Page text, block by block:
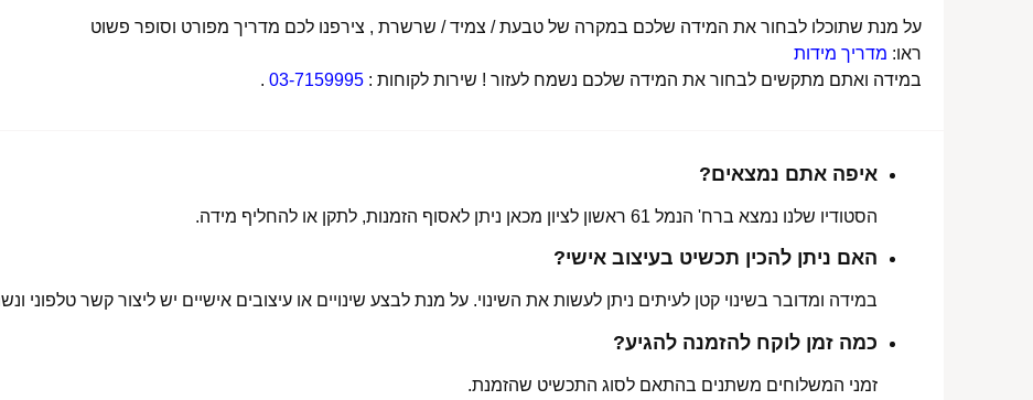
על מנת שתוכלו לבחור את המידה שלכם במקרה של טבעת / צמיד / שרשרת , צירפנו לכם מדריך מפורט וסופר פשוט
ראו: מדריך מידות
במידה ואתם מתקשים לבחור את המידה שלכם נשמח לעזור ! שירות לקוחות : 03-7159995
.
איפה אתם נמצאים?
הסטודיו שלנו נמצא ברח' הנמל 61 ראשון לציון מכאן ניתן לאסוף הזמנות, לתקן או להחליף מידה.
האם ניתן להכין תכשיט בעיצוב אישי?
במידה ומדובר בשינוי קטן לעיתים ניתן לעשות את השינוי. על מנת לבצע שינויים או עיצובים אישיים יש ליצור קשר טלפוני
כמה זמן לוקח להזמנה להגיע?
זמני המשלוחים משתנים בהתאם לסוג התכשיט שהזמנת.